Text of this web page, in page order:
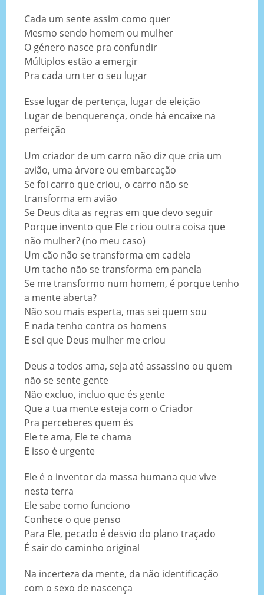
Cada um sente assim como quer
Mesmo sendo homem ou mulher
O género nasce pra confundir
Múltiplos estão a emergir
Pra cada um ter o seu lugar
Esse lugar de pertença, lugar de eleição
Lugar de benquerença, onde há encaixe na
perfeição
Um criador de um carro não diz que cria um
avião, uma árvore ou embarcação
Se foi carro que criou, o carro não se
transforma em avião
Se Deus dita as regras em que devo seguir
Porque invento que Ele criou outra coisa que
não mulher? (no meu caso)
Um cão não se transforma em cadela
Um tacho não se transforma em panela
Se me transformo num homem, é porque tenho
a mente aberta?
Não sou mais esperta, mas sei quem sou
E nada tenho contra os homens
E sei que Deus mulher me criou
Deus a todos ama, seja até assassino ou quem
não se sente gente
Não excluo, incluo que és gente
Que a tua mente esteja com o Criador
Pra perceberes quem és
Ele te ama, Ele te chama
E isso é urgente
Ele é o inventor da massa humana que vive
nesta terra
Ele sabe como funciono
Conhece o que penso
Para Ele, pecado é desvio do plano traçado
É sair do caminho original
Na incerteza da mente, da não identificação
com o sexo de nascença